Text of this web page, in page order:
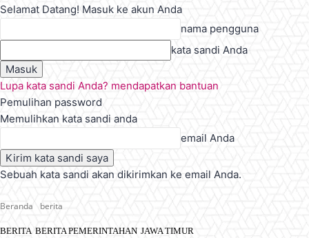
Selamat Datang! Masuk ke akun Anda
nama pengguna
kata sandi Anda
Lupa kata sandi Anda? mendapatkan bantuan
Pemulihan password
Memulihkan kata sandi anda
email Anda
Sebuah kata sandi akan dikirimkan ke email Anda.
Beranda berita
BERITA BERITA PEMERINTAHAN JAWA TIMUR